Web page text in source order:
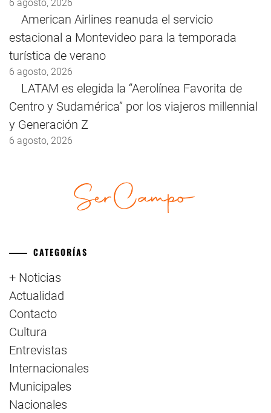
6 agosto, 2026
American Airlines reanuda el servicio
estacional a Montevideo para la temporada
turística de verano
6 agosto, 2026
LATAM es elegida la “Aerolínea Favorita de
Centro y Sudamérica” por los viajeros millennial
y Generación Z
6 agosto, 2026
CATEGORÍAS
+ Noticias
Actualidad
Contacto
Cultura
Entrevistas
Internacionales
Municipales
Nacionales